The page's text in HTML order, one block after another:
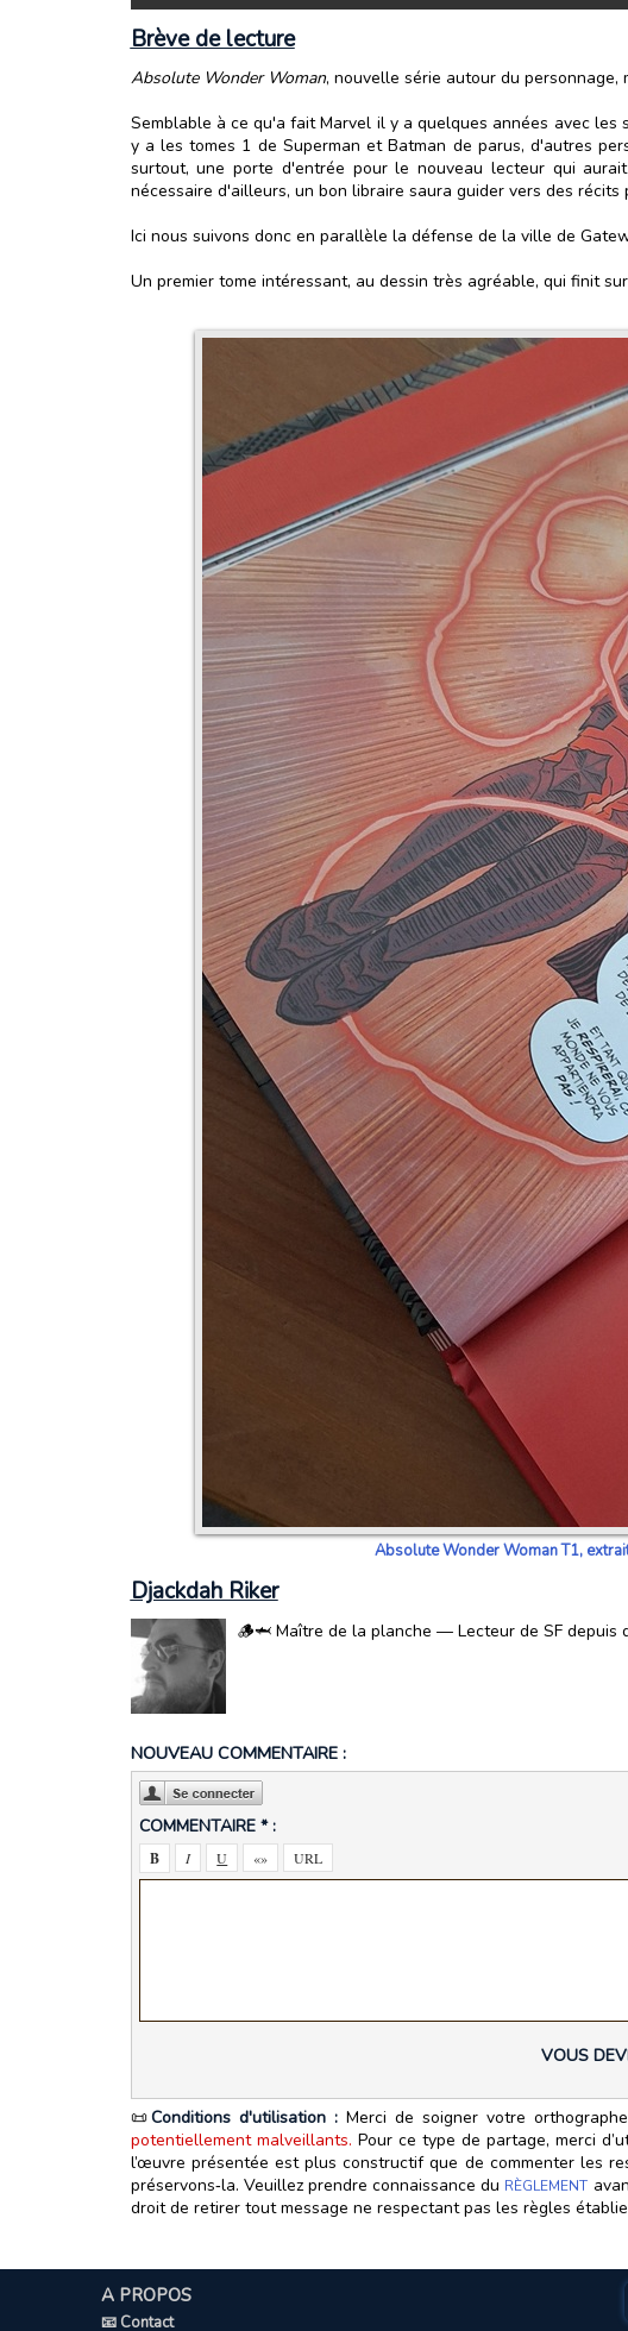
Brève de lecture
Absolute Wonder Woman, nouvelle série autour du personnage,
Semblable à ce qu'a fait Marvel il y a quelques années avec les
y a les tomes 1 de Superman et Batman de parus, d'autres
surtout, une porte d'entrée pour le nouveau lecteur qui
nécessaire d'ailleurs, un bon libraire saura guider vers des
Ici nous suivons donc en parallèle la défense de la ville de
Un premier tome intéressant, au dessin très agréable, qui finit
Absolute Wonder Woman T1,
Djackdah Riker
🪵🦈 Maître de la planche — Lecteur de SF depuis
NOUVEAU COMMENTAIRE :
COMMENTAIRE * :
VOUS
📜Conditions d'utilisation :Merci de soigner votre
potentiellement malveillants. Pour ce type de partage, merci
l’œuvre présentée est plus constructif que de commenter les
préservons‑la. Veuillez prendre connaissance du RÈGLEMENT
droit de retirer tout message ne respectant pas les règles
A PROPOS
📧 Contact